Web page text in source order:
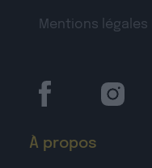
Mentions légales
À propos